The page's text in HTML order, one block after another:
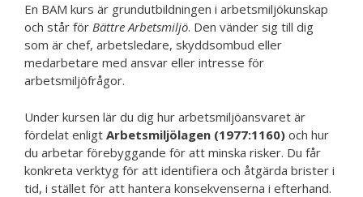
En BAM kurs är grundutbildningen i arbetsmiljökunskap
och står för Bättre Arbetsmiljö. Den vänder sig till dig
som är chef, arbetsledare, skyddsombud eller
medarbetare med ansvar eller intresse för
arbetsmiljöfrågor.
Under kursen lär du dig hur arbetsmiljöansvaret är
fördelat enligt Arbetsmiljölagen (1977:1160) och hur
du arbetar förebyggande för att minska risker. Du får
konkreta verktyg för att identifiera och åtgärda brister i
tid, i stället för att hantera konsekvenserna i efterhand.